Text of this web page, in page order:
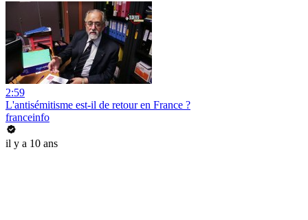
2:59
L'antisémitisme est-il de retour en France ?
franceinfo
il y a 10 ans